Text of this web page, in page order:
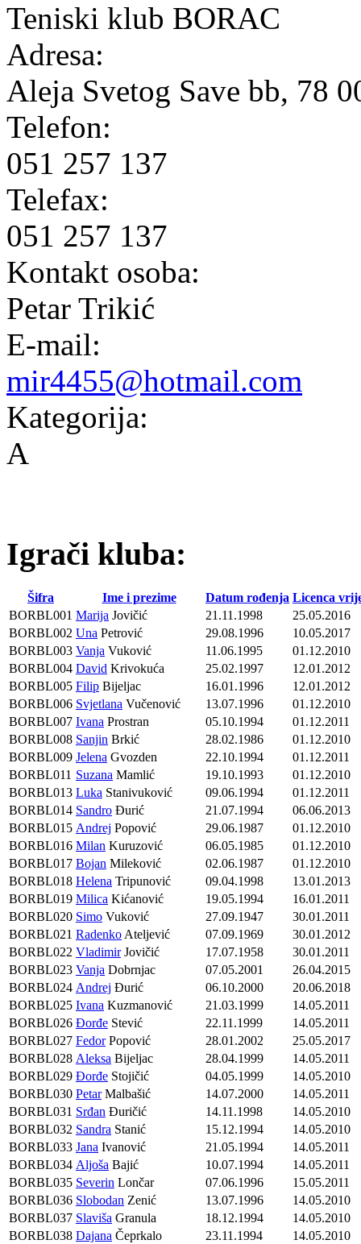
Teniski klub BORAC
Adresa:
Aleja Svetog Save bb, 78
Telefon:
051 257 137
Telefax:
051 257 137
Kontakt osoba:
Petar Trikić
E-mail:
mir4455@hotmail.com
Kategorija:
A
Igrači kluba:
Šifra Ime i prezime Datum rođenja Licenca
BORBL001 Marija Jovičić 21.11.1998
25.05.2016
BORBL002 Una Petrović 29.08.1996
10.05.2017
BORBL003 Vanja Vuković 11.06.1995
01.12.2010
BORBL004 David Krivokuća 25.02.1997
12.01.2012
BORBL005 Filip Bijeljac 16.01.1996
12.01.2012
BORBL006 Svjetlana Vučenović 13.07.1996
01.12.2010
BORBL007 Ivana Prostran 05.10.1994
01.12.2011
BORBL008 Sanjin Brkić 28.02.1986
01.12.2010
BORBL009 Jelena Gvozden 22.10.1994
01.12.2011
BORBL011 Suzana Mamlić 19.10.1993
01.12.2010
BORBL013 Luka Stanivuković 09.06.1994
01.12.2011
BORBL014 Sandro Đurić 21.07.1994
06.06.2013
BORBL015 Andrej Popović 29.06.1987
01.12.2010
BORBL016 Milan Kuruzović 06.05.1985
01.12.2010
BORBL017 Bojan Mileković 02.06.1987
01.12.2010
BORBL018 Helena Tripunović 09.04.1998
13.01.2013
BORBL019 Milica Kićanović 19.05.1994
16.01.2011
BORBL020 Simo Vuković 27.09.1947
30.01.2011
BORBL021 Radenko Ateljević 07.09.1969
30.01.2012
BORBL022 VladimirJovičić 17.07.1958
30.01.2011
BORBL023 Vanja Dobrnjac 07.05.2001
26.04.2015
BORBL024 Andrej Đurić 06.10.2000
20.06.2018
BORBL025 Ivana Kuzmanović 21.03.1999
14.05.2011
BORBL026 Đorđe Stević 22.11.1999
14.05.2011
BORBL027 FedorPopović 28.01.2002
25.05.2017
BORBL028 Aleksa Bijeljac 28.04.1999
14.05.2011
BORBL029 Đorđe Stojičić 04.05.1999
14.05.2010
BORBL030 PetarMalbašić 14.07.2000
14.05.2011
BORBL031 Srđan Đuričić 14.11.1998
14.05.2010
BORBL032 Sandra Stanić 15.12.1994
14.05.2010
BORBL033 Jana Ivanović 21.05.1994
14.05.2011
BORBL034 Aljoša Bajić 10.07.1994
14.05.2011
BORBL035 Severin Lončar 07.06.1996
15.05.2011
BORBL036 Slobodan Zenić 13.07.1996
14.05.2010
BORBL037 Slaviša Granula 18.12.1994
14.05.2010
BORBL038 Dajana Čeprkalo 23.11.1994
14.05.2010